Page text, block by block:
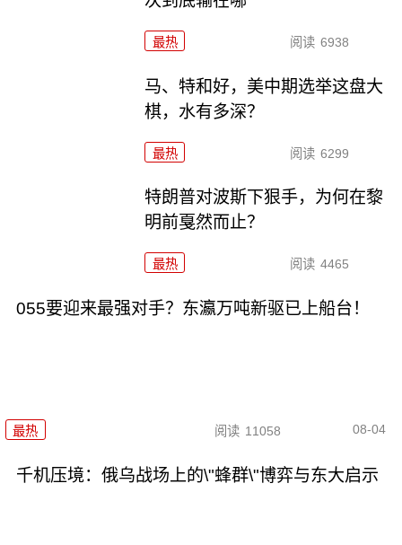
最热 阅读 6938
马、特和好，美中期选举这盘大
棋，水有多深？
最热 阅读 6299
特朗普对波斯下狠手，为何在黎
明前戛然而止？
最热 阅读 4465
055要迎来最强对手？东瀛万吨新驱已上船台！
最热 阅读 11058 08-04
千机压境：俄乌战场上的\"蜂群\"博弈与东大启示